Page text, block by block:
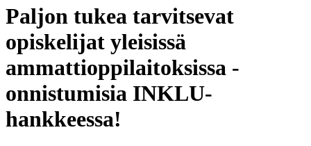
Paljon tukea tarvitsevat
opiskelijat yleisissä
ammattioppilaitoksissa -
onnistumisia INKLU-
hankkeessa!